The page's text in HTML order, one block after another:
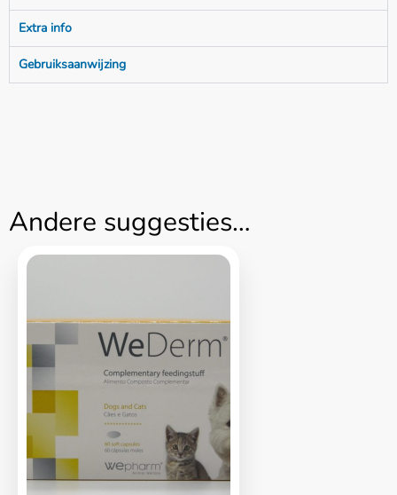
Over ons
Diensten
Amana Zorgplan
Winkel
Extra info
Gebruiksaanwijzing
Andere suggesties…